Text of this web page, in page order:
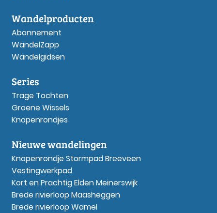
Wandelproducten
Abonnement
WandelZapp
Wandelgidsen
Series
Trage Tochten
Groene Wissels
Knopenrondjes
Nieuwe wandelingen
Knopenrondje Stormpad Breeveen
Vestingwerkpad
Kort en Prachtig Elden Meinerswijk
Brede rivierloop Maasheggen
Brede rivierloop Wamel